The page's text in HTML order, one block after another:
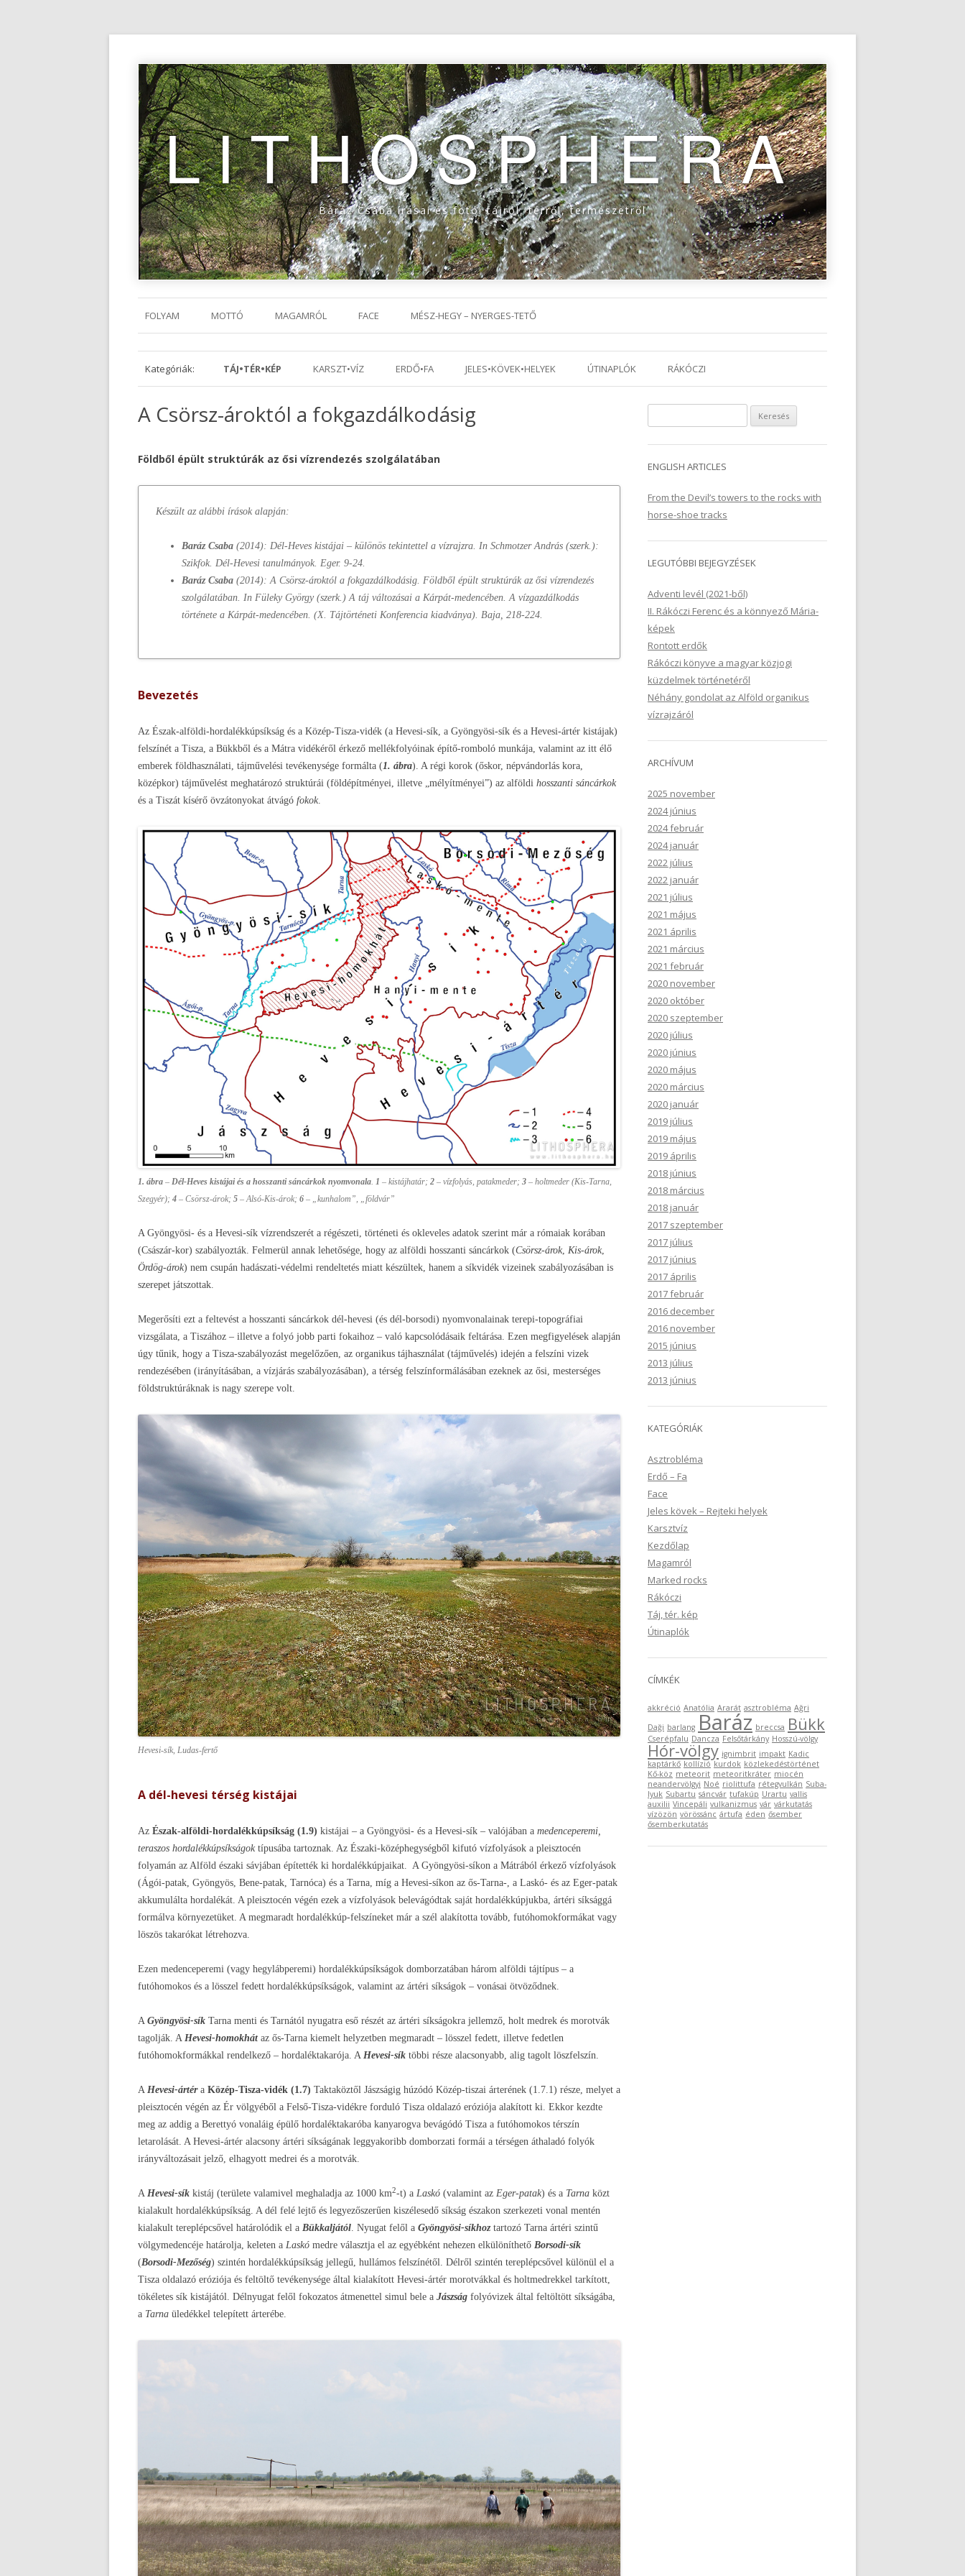
LITHOSPHERA
Baráz Csaba írásai és fotói tájról, térről, természetről
Tovább a tartalomra
FOLYAM MOTTÓ MAGAMRÓL FACE MÉSZ-HEGY – NYERGES-TETŐ
Tovább a tartalomra
Kategóriák: TÁJ•TÉR•KÉP KARSZT•VÍZ ERDŐ•FA JELES•KÖVEK•HELYEK ÚTINAPLÓK RÁKÓCZI
A Csörsz-ároktól a fokgazdálkodásig
Földből épült struktúrák az ősi vízrendezés szolgálatában
Készült az alábbi írások alapján:
Baráz Csaba (2014): Dél-Heves kistájai – különös tekintettel a vízrajzra. In Schmotzer András (szerk.):
Szikfok. Dél-Hevesi tanulmányok. Eger. 9-24.
Baráz Csaba (2014): A Csörsz-ároktól a fokgazdálkodásig. Földből épült struktúrák az ősi vízrendezés
szolgálatában. In Füleky György (szerk.) A táj változásai a Kárpát-medencében. A vízgazdálkodás
története a Kárpát-medencében. (X. Tájtörténeti Konferencia kiadványa). Baja, 218-224.
Bevezetés
Az Észak-alföldi-hordalékkúpsíkság és a Közép-Tisza-vidék (a Hevesi-sík, a Gyöngyösi-sík és a Hevesi-ártér kistájak)
felszínét a Tisza, a Bükkből és a Mátra vidékéről érkező mellékfolyóinak építő-romboló munkája, valamint az itt élő
emberek földhasználati, tájművelési tevékenysége formálta (1. ábra). A régi korok (őskor, népvándorlás kora,
középkor) tájművelést meghatározó struktúrái (földépítményei, illetve „mélyítményei”) az alföldi hosszanti sáncárkok
és a Tiszát kísérő övzátonyokat átvágó fokok.
1. ábra – Dél-Heves kistájai és a hosszanti sáncárkok nyomvonala. 1 – kistájhatár; 2 – vízfolyás, patakmeder; 3 – holtmeder (Kis-Tarna,
Szegyér); 4 – Csörsz-árok; 5 – Alsó-Kis-árok; 6 – „kunhalom”, „földvár”
A Gyöngyösi- és a Hevesi-sík vízrendszerét a régészeti, történeti és okleveles adatok szerint már a rómaiak korában
(Császár-kor) szabályozták. Felmerül annak lehetősége, hogy az alföldi hosszanti sáncárkok (Csörsz-árok, Kis-árok,
Ördög-árok) nem csupán hadászati-védelmi rendeltetés miatt készültek, hanem a síkvidék vizeinek szabályozásában is
szerepet játszottak.
Megerősíti ezt a feltevést a hosszanti sáncárkok dél-hevesi (és dél-borsodi) nyomvonalainak terepi-topográfiai
vizsgálata, a Tiszához – illetve a folyó jobb parti fokaihoz – való kapcsolódásaik feltárása. Ezen megfigyelések alapján
úgy tűnik, hogy a Tisza-szabályozást megelőzően, az organikus tájhasználat (tájművelés) idején a felszíni vizek
rendezésében (irányításában, a vízjárás szabályozásában), a térség felszínformálásában ezeknek az ősi, mesterséges
földstruktúráknak is nagy szerepe volt.
Hevesi-sík, Ludas-fertő
A dél-hevesi térség kistájai
Az Észak-alföldi-hordalékkúpsíkság (1.9) kistájai – a Gyöngyösi- és a Hevesi-sík – valójában a medenceperemi,
teraszos hordalékkúpsíkságoktípusába tartoznak. Az Északi-középhegységből kifutó vízfolyások a pleisztocén
folyamán az Alföld északi sávjában építették ki hordalékkúpjaikat. A Gyöngyösi-síkon a Mátrából érkező vízfolyások
(Ágói-patak, Gyöngyös, Bene-patak, Tarnóca) és a Tarna, míg a Hevesi-síkon az ős-Tarna-, a Laskó- és az Eger-patak
akkumulálta hordalékát. A pleisztocén végén ezek a vízfolyások belevágódtak saját hordalékkúpjukba, ártéri síksággá
formálva környezetüket. A megmaradt hordalékkúp-felszíneket már a szél alakította tovább, futóhomokformákat vagy
löszös takarókat létrehozva.
Ezen medenceperemi (vagy hegylábperemi) hordalékkúpsíkságok domborzatában három alföldi tájtípus – a
futóhomokos és a lösszel fedett hordalékkúpsíkságok, valamint az ártéri síkságok – vonásai ötvöződnek.
A Gyöngyösi-sík Tarna menti és Tarnától nyugatra eső részét az ártéri síkságokra jellemző, holt medrek és morotvák
tagolják. A Hevesi-homokhát az ős-Tarna kiemelt helyzetben megmaradt – lösszel fedett, illetve fedetlen
futóhomokformákkal rendelkező – hordaléktakarója. A Hevesi-sík többi része alacsonyabb, alig tagolt löszfelszín.
A Hevesi-ártéra Közép-Tisza-vidék (1.7) Taktaköztől Jászságig húzódó Közép-tiszai árterének (1.7.1) része, melyet a
pleisztocén végén az Ér völgyéből a Felső-Tisza-vidékre forduló Tisza oldalazó eróziója alakított ki. Ekkor kezdte
meg az addig a Berettyó vonaláig épülő hordaléktakaróba kanyarogva bevágódó Tisza a futóhomokos térszín
letarolását. A Hevesi-ártér alacsony ártéri síkságának leggyakoribb domborzati formái a térségen áthaladó folyók
irányváltozásait jelző, elhagyott medrei és a morotvák.
A Hevesi-sík kistáj (területe valamivel meghaladja az 1000 km2-t) a Laskó (valamint az Eger-patak) és a Tarna közt
kialakult hordalékkúpsíkság. A dél felé lejtő és legyezőszerűen kiszélesedő síkság északon szerkezeti vonal mentén
kialakult tereplépcsővel határolódik el a Bükkaljától. Nyugat felől a Gyöngyösi-síkhoztartozó Tarna ártéri szintű
völgymedencéje határolja, keleten a Laskó medre választja el az egyébként nehezen elkülöníthető Borsodi-sík
(Borsodi-Mezőség) szintén hordalékkúpsíkság jellegű, hullámos felszínétől. Délről szintén tereplépcsővel különül el a
Tisza oldalazó eróziója és feltöltő tevékenysége által kialakított Hevesi-ártér morotvákkal és holtmedrekkel tarkított,
tökéletes sík kistájától. Délnyugat felől fokozatos átmenettel simul bele a Jászság folyóvizek által feltöltött síkságába,
a Tarna üledékkel telepített árterébe.
ENGLISH ARTICLES
From the Devil’s towers to the rocks with
horse-shoe tracks
LEGUTÓBBI BEJEGYZÉSEK
Adventi levél (2021-ből)
II. Rákóczi Ferenc és a könnyező Mária-
képek
Rontott erdők
Rákóczi könyve a magyar közjogi
küzdelmek történetéről
Néhány gondolat az Alföld organikus
vízrajzáról
ARCHÍVUM
2025 november
2024 június
2024 február
2024 január
2022 július
2022 január
2021 július
2021 május
2021 április
2021 március
2021 február
2020 november
2020 október
2020 szeptember
2020 július
2020 június
2020 május
2020 március
2020 január
2019 július
2019 május
2019 április
2018 június
2018 március
2018 január
2017 szeptember
2017 július
2017 június
2017 április
2017 február
2016 december
2016 november
2015 június
2013 július
2013 június
KATEGÓRIÁK
Asztrobléma
Erdő – Fa
Face
Jeles kövek – Rejteki helyek
Karsztvíz
Kezdőlap
Magamról
Marked rocks
Rákóczi
Táj, tér. kép
Útinaplók
CÍMKÉK
akkréció Anatólia Ararát asztrobléma Ağri
Daği barlang Baráz breccsa Bükk
Cserépfalu Dancza Felsőtárkány Hosszú-völgy
Hór-völgy ignimbrit impakt Kadic
kaptárkő kollízió kurdok közlekedéstörténet
Kő-köz meteorit meteoritkráter miocén
neandervölgyi Noé riolittufa rétegvulkán Suba-
lyuk Subartu sáncvár tufakúp Urartu vallis
auxilii Vincepáli vulkanizmus vár várkutatás
vízözön vörössánc ártufa éden ősember
ősemberkutatás